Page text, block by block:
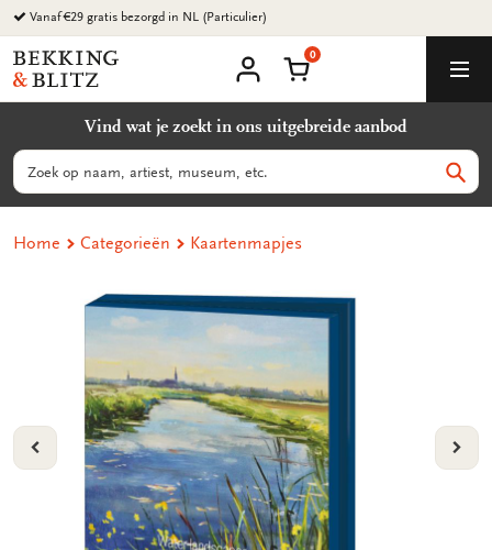
Ga
naar
content
Vanaf €29 gratis bezorgd in NL (Particulier)
Bekking
&
B.V.
account
Winkelmand
0
Vind wat je zoekt in ons uitgebreide aanbod
Zoeken
Home Categorieën Kaartenmapjes
VORIGE